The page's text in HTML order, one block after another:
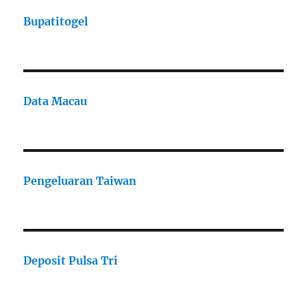
Bupatitogel
Data Macau
Pengeluaran Taiwan
Deposit Pulsa Tri